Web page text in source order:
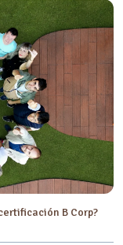
B Corp?